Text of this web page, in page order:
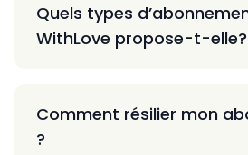
Quels types
WithLove propose-t-elle?
Comment résilier mon
?